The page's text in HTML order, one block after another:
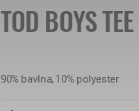
TOD BOYS
90% bavlna, 10% polyester